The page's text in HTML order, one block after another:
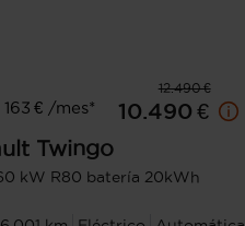
12.490 €
€ /mes*
10.490 €
Twingo
kW R80 batería 20kWh